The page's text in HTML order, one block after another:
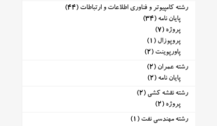
رشته کامپیوتر و فناوری اطلاعات و ارتباطات (44)
پایان نامه (34)
پروژه (7)
پروپوزال (1)
پاورپوینت (2)
رشته عمران (2)
پایان نامه (2)
رشته نقشه کشی (2)
پروژه (2)
رشته مهندسی نفت (1)